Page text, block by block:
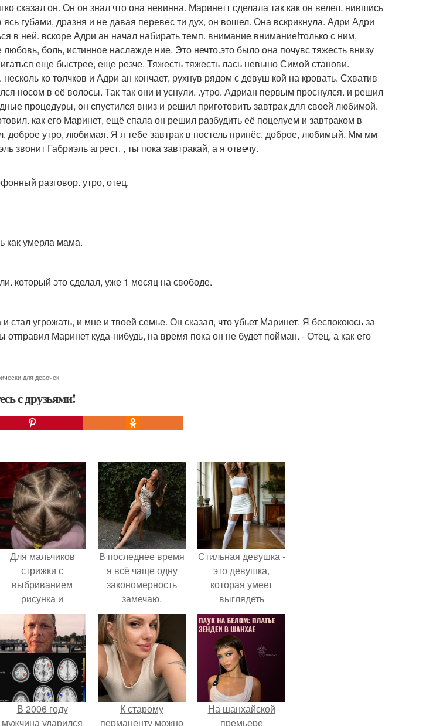
сказал он. Он он знал что она невинна. Маринетт сделала так как он велел. нившись
губами, дразня и не давая перевес ти дух, он вошел. Она вскрикнула. Адри Адри
в ней. вскоре Адри ан начал набирать темп. внимание внимание!только с ним,
любовь, боль, истинное наслажде ние. Это нечто.это было она почувс тяжесть внизу
еще быстрее, еще резче. Тяжесть тяжесть лась невыно Симой станови.
ко толчков и Адри ан кончает, рухнув рядом с девуш кой на кровать. Схватив
носом в её волосы. Так так они и уснули. .утро. Адриан первым проснулся. и решил
процедуры, он спустился вниз и решил приготовить завтрак для своей любимой.
как его Маринет, ещё спала он решил разбудить её поцелуем и завтраком в
доброе утро, любимая. Я я тебе завтрак в постель принёс. доброе, любимый. Мм мм
звонит Габриэль агрест. , ты пока завтракай, а я отвечу.
разговор. утро, отец.
как умерла мама.
который это сделал, уже 1 месяц на свободе.
стал угрожать, и мне и твоей семье. Он сказал, что убьет Маринет. Я беспокоюсь за
отправил Маринет куда-нибудь, на время пока он не будет пойман. - Отец, а как его
для девочек
с друзьями!
Для мальчиков
стрижки с
выбриванием
рисунка и
классические,
модные и
креативные!
В последнее время
я всё чаще одну
закономерность
замечаю.
Стильная девушка -
это девушка,
которая умеет
выглядеть
привлекательно и
элегантно в любои
ситуации.
В 2006 году
мужчина ударился
К старому
перманенту можно
На шанхайской
премьере